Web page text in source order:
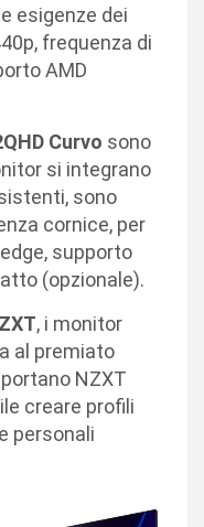
esigenze dei
frequenza di
AMD
Curvo sono
si integrano
sono
cornice, per
supporto
(opzionale).
, i monitor
al premiato
NZXT
creare profili
personali